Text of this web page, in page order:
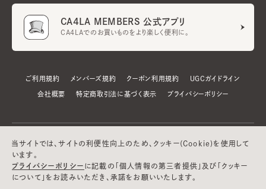
CA4LA MEMBERS 公式アプリ
CA4LAでのお買いものをより楽しく便利に。
ご利用規約 メンバーズ規約 クーポン利用規約 UGCガイドライン
会社概要 特定商取引法に基づく表示 プライバシーポリシー
当サイトでは、サイトの利便性向上のため、クッキー(Cookie)を使用して
います。
プライバシーポリシー に記載の「個人情報の第三者提供」及び「クッキー
について」をお読みいただき、承諾をお願いいたします。